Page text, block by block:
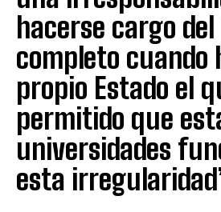
hacerse cargo
completo cuando
propio Estado el
permitido que
universidades
esta